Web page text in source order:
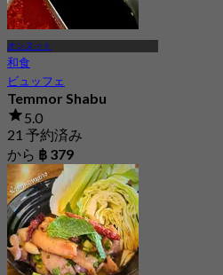
オンヌット
和食
ビュッフェ
Temmor Shabu
5.0
21 予約済み
から ฿ 379